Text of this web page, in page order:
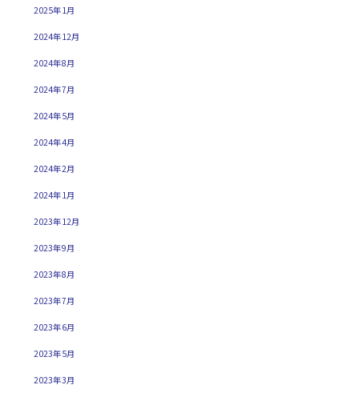
2025年1月
2024年12月
2024年8月
2024年7月
2024年5月
2024年4月
2024年2月
2024年1月
2023年12月
2023年9月
2023年8月
2023年7月
2023年6月
2023年5月
2023年3月